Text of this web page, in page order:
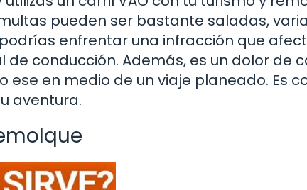
pueden ser bastante saladas,
enfrentar una infracción que
conducción. Además, es un dolor de
en medio de un viaje planeado. Es
aventura.